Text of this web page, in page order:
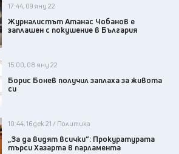
17:44, 09 яну 22
Журналистът Атанас Чобанов е
заплашен с покушение в България
15:00, 08 яну 22
Борис Бонев получил заплаха за живота
си
10:44, 16 дек 21 / Политика
„За да видят всички“: Прокуратурата
търси Хазарта в парламента